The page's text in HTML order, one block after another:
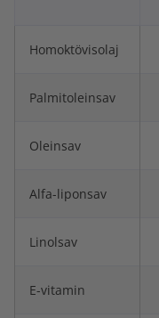
Homoktövisolaj
Palmitoleinsav
Oleinsav
Alfa-liponsav
Linolsav
E-vitamin